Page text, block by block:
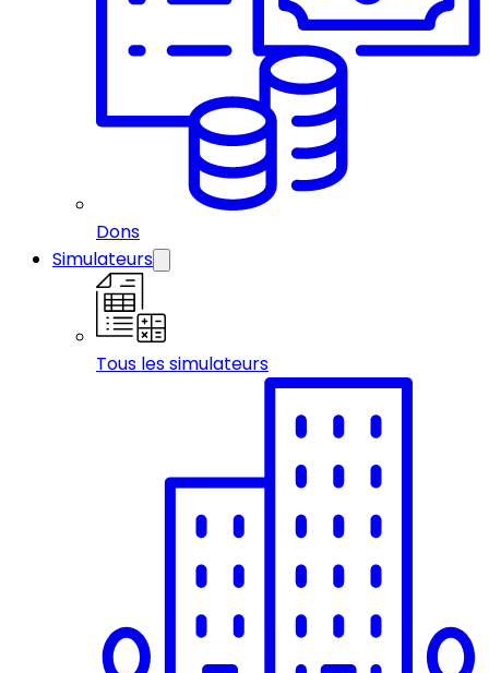
Dons
Simulateurs
Tous les simulateurs